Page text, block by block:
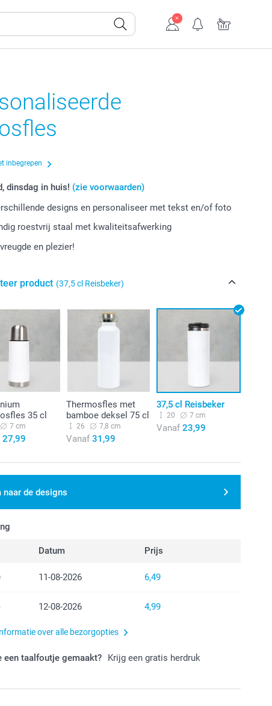
inbegrepen
dinsdag in huis! (zie voorwaarden)
designs en personaliseer met tekst en/of foto
roestvrij staal met kwaliteitsafwerking
en plezier!
product (37,5 cl Reisbeker)
35 cl
7 cm
27,99
Thermosfles met
bamboe deksel 75 cl
26 7,8 cm
Vanaf 31,99
37,5 cl Reisbeker
20 7 cm
Vanaf23,99
naar de designs
Datum Prijs
11-08-2026 6,49
12-08-2026 4,99
over alle bezorgopties
een taalfoutje gemaakt? Krijg een gratis herdruk